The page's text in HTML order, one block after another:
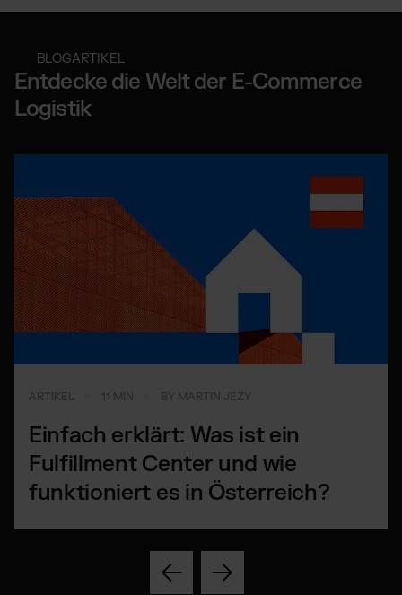
BLOGARTIKEL
Entdecke die Welt der E-Commerce
Logistik
Einfach erklärt: Was ist ein
Fulfillment Center und wie
funktioniert es in Österreich?